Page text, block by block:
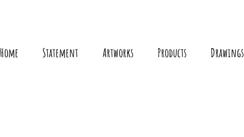
Home Statement Artworks Products Drawings